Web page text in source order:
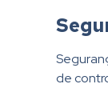
de